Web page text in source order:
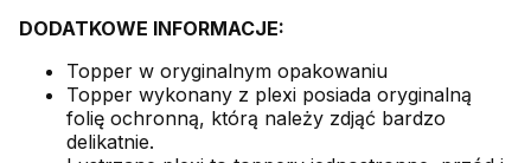
DODATKOWE INFORMACJE:
Topper w oryginalnym opakowaniu
Topper wykonany z plexi posiada oryginalną
folię ochronną, którą należy zdjąć bardzo
delikatnie.